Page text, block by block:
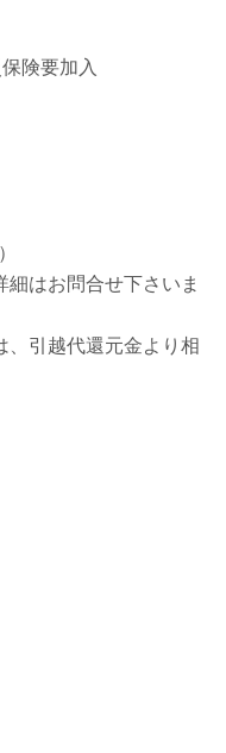
要加入
はお問合せ下さいま
引越代還元金より相